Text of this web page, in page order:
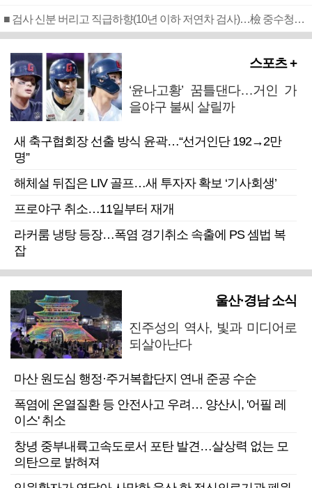
■ 검사 신분 버리고 직급하향(10년 이하 저연차 검사)…檢 중수청행 기피
스포츠 +
‘윤나고황’ 꿈틀댄다…거인 가
을야구 불씨 살릴까
새 축구협회장 선출 방식 윤곽…“선거인단 192→2만
명”
해체설 뒤집은 LIV 골프…새 투자자 확보 ‘기사회생’
프로야구 취소…11일부터 재개
라커룸 냉탕 등장…폭염 경기취소 속출에 PS 셈법 복
잡
울산·경남 소식
진주성의 역사, 빛과 미디어로
되살아난다
마산 원도심 행정·주거복합단지 연내 준공 수순
폭염에 온열질환 등 안전사고 우려… 양산시, '어필 레
이스' 취소
창녕 중부내륙고속도로서 포탄 발견…살상력 없는 모
의탄으로 밝혀져